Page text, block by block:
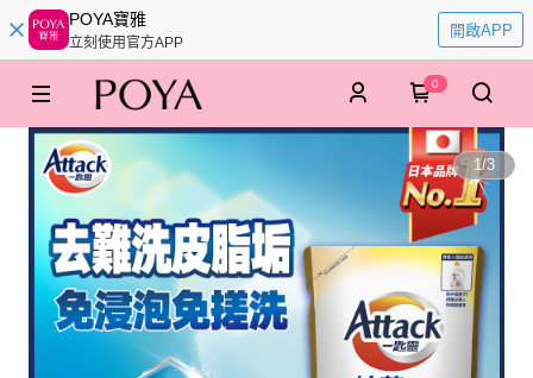
POYA寶雅
立刻使用官方APP
開啟APP
0
1/3